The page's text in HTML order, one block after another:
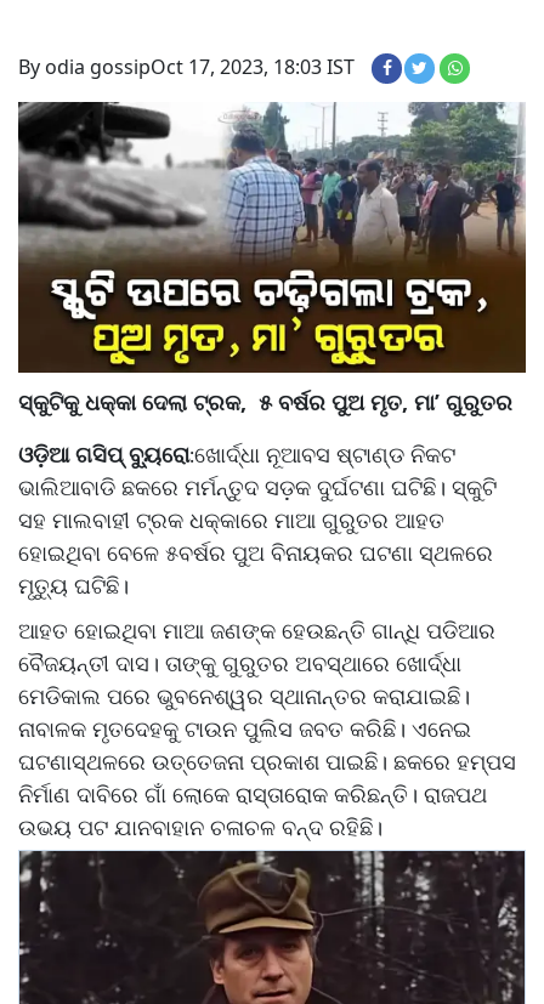
By odia gossipOct 17, 2023, 18:03 IST
ସ୍କୁଟିକୁ ଧକ୍କା ଦେଲା ଟ୍ରକ, ୫ ବର୍ଷର ପୁଅ ମୃତ, ମା’ ଗୁରୁତର
ଓଡ଼ିଆ ଗସିପ୍ ବ୍ୟୁରୋ:ଖୋର୍ଦ୍ଧା ନୂଆବସ ଷ୍ଟାଣ୍ଡ ନିକଟ
ଭାଲିଆବାଡି ଛକରେ ମର୍ମନ୍ତୁଦ ସଡ଼କ ଦୁର୍ଘଟଣା ଘଟିଛି। ସ୍କୁଟି
ସହ ମାଲବାହୀ ଟ୍ରକ ଧକ୍କାରେ ମାଆ ଗୁରୁତର ଆହତ
ହୋଇଥିବା ବେଳେ ୫ବର୍ଷର ପୁଅ ବିନାୟକର ଘଟଣା ସ୍ଥଳରେ
ମୃତ୍ୟୁ ଘଟିଛି।
ଆହତ ହୋଇଥିବା ମାଆ ଜଣଙ୍କ ହେଉଛନ୍ତି ଗାନ୍ଧି ପଡିଆର
ବୈଜୟନ୍ତୀ ଦାସ। ତାଙ୍କୁ ଗୁରୁତର ଅବସ୍ଥାରେ ଖୋର୍ଦ୍ଧା
ମେଡିକାଲ ପରେ ଭୁବନେଶ୍ୱର ସ୍ଥାନାନ୍ତର କରାଯାଇଛି।
ନାବାଳକ ମୃତଦେହକୁ ଟାଉନ ପୁଲିସ ଜବତ କରିଛି। ଏନେଇ
ଘଟଣାସ୍ଥଳରେ ଉତ୍ତେଜନା ପ୍ରକାଶ ପାଇଛି। ଛକରେ ହମ୍ପସ
ନିର୍ମାଣ ଦାବିରେ ଗାଁ ଲୋକେ ରାସ୍ତାରୋକ କରିଛନ୍ତି। ରାଜପଥ
ଉଭୟ ପଟ ଯାନବାହାନ ଚଳାଚଳ ବନ୍ଦ ରହିଛି।